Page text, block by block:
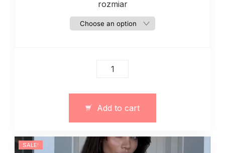
rozmiar
Damski
topem
quantity
Add to cart
SALE!